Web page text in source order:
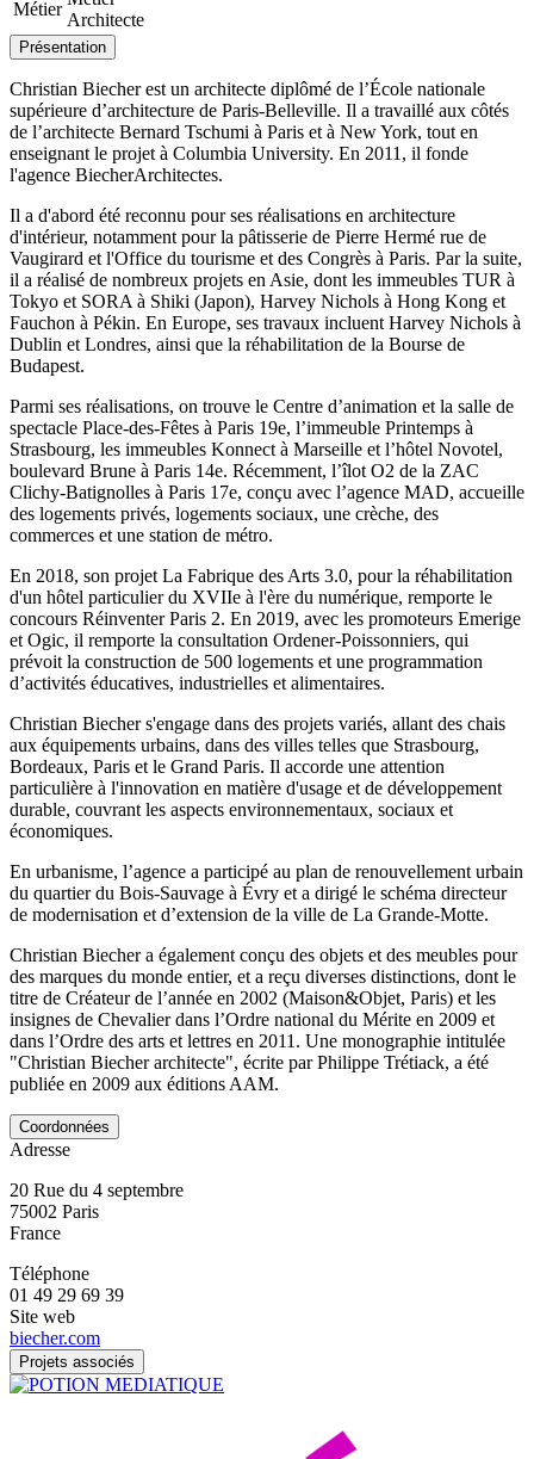
Métier
Architecte
Présentation
Christian Biecher est un architecte diplômé de l’École nationale
supérieure d’architecture de Paris-Belleville. Il a travaillé aux côtés
de l’architecte Bernard Tschumi à Paris et à New York, tout en
enseignant le projet à Columbia University. En 2011, il fonde
l'agence BiecherArchitectes.
Il a d'abord été reconnu pour ses réalisations en architecture
d'intérieur, notamment pour la pâtisserie de Pierre Hermé rue de
Vaugirard et l'Office du tourisme et des Congrès à Paris. Par la suite,
il a réalisé de nombreux projets en Asie, dont les immeubles TUR à
Tokyo et SORA à Shiki (Japon), Harvey Nichols à Hong Kong et
Fauchon à Pékin. En Europe, ses travaux incluent Harvey Nichols à
Dublin et Londres, ainsi que la réhabilitation de la Bourse de
Budapest.
Parmi ses réalisations, on trouve le Centre d’animation et la salle de
spectacle Place-des-Fêtes à Paris 19e, l’immeuble Printemps à
Strasbourg, les immeubles Konnect à Marseille et l’hôtel Novotel,
boulevard Brune à Paris 14e. Récemment, l’îlot O2 de la ZAC
Clichy-Batignolles à Paris 17e, conçu avec l’agence MAD, accueille
des logements privés, logements sociaux, une crèche, des
commerces et une station de métro.
En 2018, son projet La Fabrique des Arts 3.0, pour la réhabilitation
d'un hôtel particulier du XVIIe à l'ère du numérique, remporte le
concours Réinventer Paris 2. En 2019, avec les promoteurs Emerige
et Ogic, il remporte la consultation Ordener-Poissonniers, qui
prévoit la construction de 500 logements et une programmation
d’activités éducatives, industrielles et alimentaires.
Christian Biecher s'engage dans des projets variés, allant des chais
aux équipements urbains, dans des villes telles que Strasbourg,
Bordeaux, Paris et le Grand Paris. Il accorde une attention
particulière à l'innovation en matière d'usage et de développement
durable, couvrant les aspects environnementaux, sociaux et
économiques.
En urbanisme, l’agence a participé au plan de renouvellement urbain
du quartier du Bois-Sauvage à Évry et a dirigé le schéma directeur
de modernisation et d’extension de la ville de La Grande-Motte.
Christian Biecher a également conçu des objets et des meubles pour
des marques du monde entier, et a reçu diverses distinctions, dont le
titre de Créateur de l’année en 2002 (Maison&Objet, Paris) et les
insignes de Chevalier dans l’Ordre national du Mérite en 2009 et
dans l’Ordre des arts et lettres en 2011. Une monographie intitulée
"Christian Biecher architecte", écrite par Philippe Trétiack, a été
publiée en 2009 aux éditions AAM.
Coordonnées
Adresse
20 Rue du 4 septembre
75002 Paris
France
Téléphone
01 49 29 69 39
Site web
biecher.com
Projets associés